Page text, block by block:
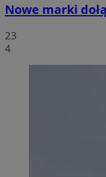
Nowe marki
23
4